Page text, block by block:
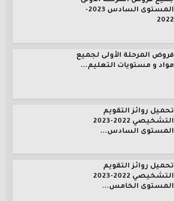
المستوى السادس 2023-
2022
فروض المرحلة الأولى لجميع
مواد و مستويات التعليم...
تحميل روائز التقويم
التشخيصي 2022-2023
المستوى السادس...
تحميل روائز التقويم
التشخيصي 2022-2023
المستوى الخامس...